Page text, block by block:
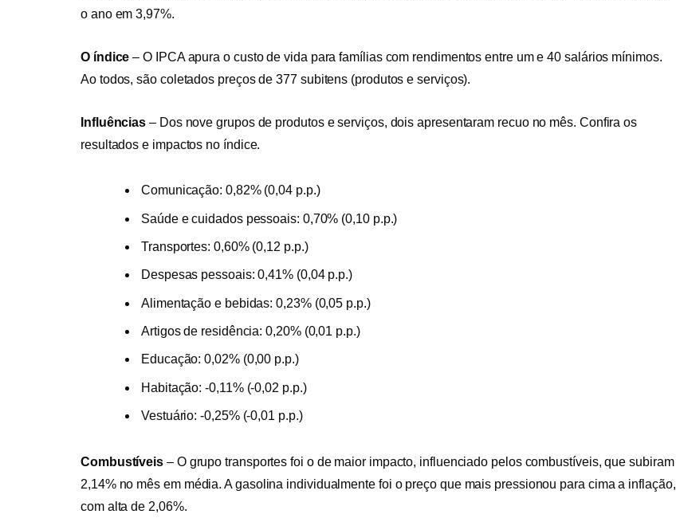
o ano em 3,97%.
O índice –O IPCA apura o custo de vida para famílias com rendimentos entre um e 40 salários mínimos.
Ao todos, são coletados preços de 377 subitens (produtos e serviços).
Influências – Dos nove grupos de produtos e serviços, dois apresentaram recuo no mês. Confira os
resultados e impactos no índice.
Comunicação: 0,82% (0,04 p.p.)
Saúde e cuidados pessoais: 0,70% (0,10 p.p.)
Transportes: 0,60% (0,12 p.p.)
Despesas pessoais: 0,41% (0,04 p.p.)
Alimentação e bebidas: 0,23% (0,05 p.p.)
Artigos de residência: 0,20% (0,01 p.p.)
Educação: 0,02% (0,00 p.p.)
Habitação: -0,11% (-0,02 p.p.)
Vestuário: -0,25% (-0,01 p.p.)
Combustíveis – O grupo transportes foi o de maior impacto, influenciado pelos combustíveis, que subiram
2,14% no mês em média. A gasolina individualmente foi o preço que mais pressionou para cima a inflação,
com alta de 2,06%.